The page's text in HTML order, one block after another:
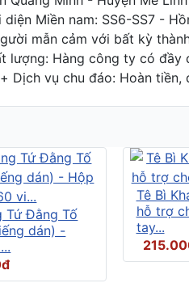
Miền nam: SS6-SS7 -
mẫn cảm với bất kỳ
lượng: Hàng công ty có
vụ chu đáo: Hoàn
Tứ Đằng Tố
dán) -
Tê Bì
hỗ trợ
tay...